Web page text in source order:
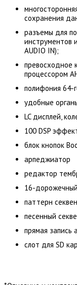
сохранения
разъемы для
инструментов
AUDIO IN);
превосходное
процессором
полифония 64-
удобные
LC дисплей,
100 DSP
блок кнопок
арпеджиатор
редактор
16-
паттерн
песенный
прямая запись
слот для SD